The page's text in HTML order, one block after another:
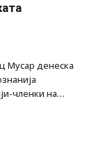
Мусар денеска
членки на…